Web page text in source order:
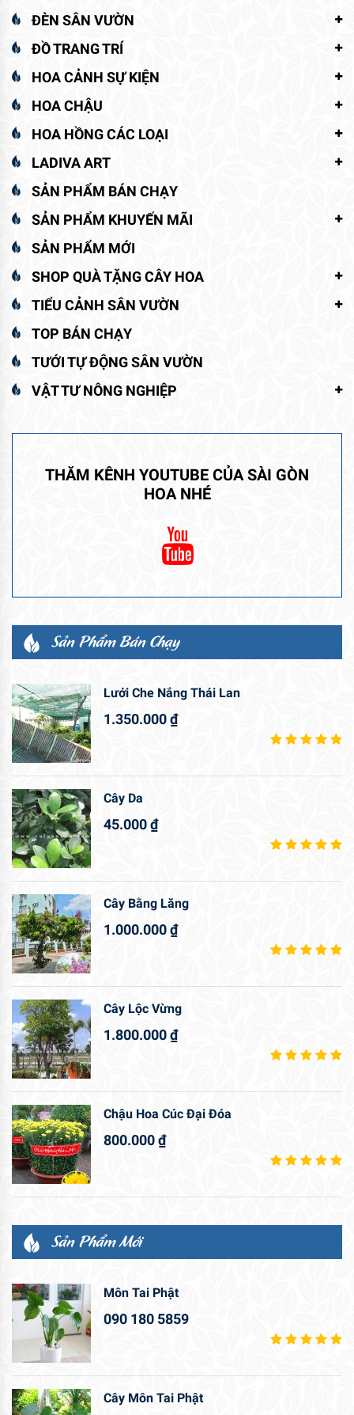
ĐÈN SÂN VƯỜN
ĐỒ TRANG TRÍ
HOA CẢNH SỰ KIỆN
HOA CHẬU
HOA HỒNG CÁC LOẠI
LADIVA ART
SẢN PHẨM BÁN CHẠY
SẢN PHẨM KHUYẾN MÃI
SẢN PHẨM MỚI
SHOP QUÀ TẶNG CÂY HOA
TIỂU CẢNH SÂN VƯỜN
TOP BÁN CHẠY
TƯỚI TỰ ĐỘNG SÂN VƯỜN
VẬT TƯ NÔNG NGHIỆP
THĂM KÊNH YOUTUBE CỦA SÀI GÒN
HOA NHÉ
Sản Phẩm Bán Chạy
Lưới Che Nắng Thái Lan
1.350.000₫
Cây Da
45.000₫
Cây Bằng Lăng
1.000.000₫
Cây Lộc Vừng
1.800.000₫
Chậu Hoa Cúc Đại Đóa
800.000₫
Sản Phẩm Mới
Môn Tai Phật
090 180 5859
Cây Môn Tai Phật